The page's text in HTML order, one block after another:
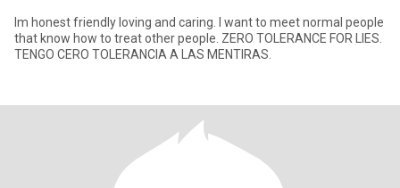
Im honest friendly loving and caring. I want to meet normal people
that know how to treat other people. ZERO TOLERANCE FOR LIES.
TENGO CERO TOLERANCIA A LAS MENTIRAS.